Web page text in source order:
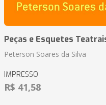
Peças e Esquetes
Peterson Soares da Silva
IMPRESSO
R$ 41,58